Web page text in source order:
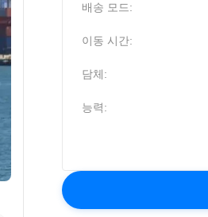
배송 모드:
이동 시간:
담체:
능력: